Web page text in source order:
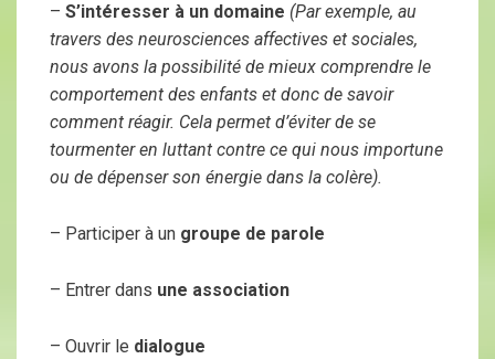
– S’intéresser à un domaine (Par exemple, au
travers des neurosciences affectives et sociales,
nous avons la possibilité de mieux comprendre le
comportement des enfants et donc de savoir
comment réagir. Cela permet d’éviter de se
tourmenter en luttant contre ce qui nous importune
ou de dépenser son énergie dans la colère).
– Participer à un groupe de parole
– Entrer dans une association
– Ouvrir le dialogue